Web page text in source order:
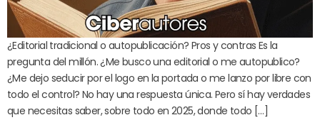
¿Editorial tradicional o autopublicación? Pros y contras Es la
pregunta del millón. ¿Me busco una editorial o me autopublico?
¿Me dejo seducir por el logo en la portada o me lanzo por libre con
todo el control? No hay una respuesta única. Pero sí hay verdades
que necesitas saber, sobre todo en 2025, donde todo […]